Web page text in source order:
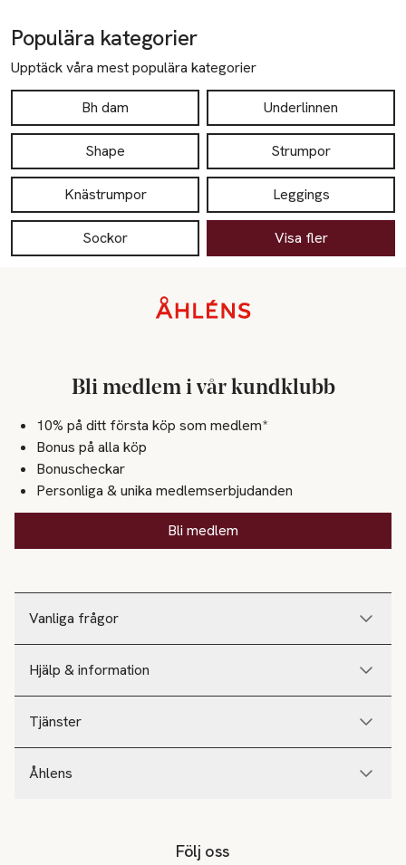
Populära kategorier
Upptäck våra mest populära kategorier
Bh dam Underlinnen
Shape Strumpor
Knästrumpor Leggings
Sockor Visa fler
Vanliga frågor
Hjälp & information
Tjänster
Åhlens
Bli medlem i vår kundklubb
10% på ditt första köp som medlem*
Bonus på alla köp
Bonuscheckar
Personliga & unika medlemserbjudanden
Bli medlem
Följ oss